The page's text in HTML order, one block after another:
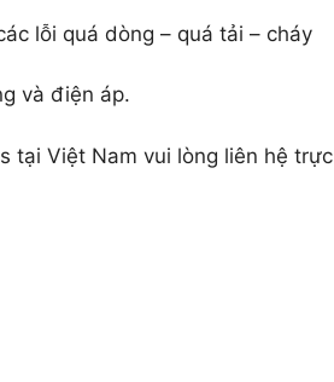
lỗi quá dòng – quá tải – cháy
và điện áp.
tại Việt Nam vui lòng liên hệ trực